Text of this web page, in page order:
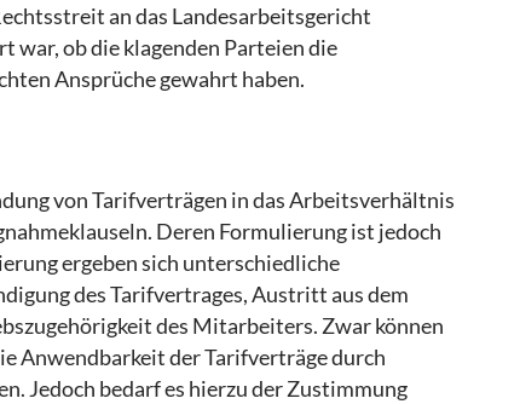
an das Landesarbeitsgericht
war, ob die klagenden Parteien die
Ansprüche gewahrt haben.
von Tarifverträgen in das Arbeitsverhältnis
Deren Formulierung ist jedoch
ergeben sich unterschiedliche
des Tarifvertrages, Austritt aus dem
des Mitarbeiters. Zwar können
Anwendbarkeit der Tarifverträge durch
Jedoch bedarf es hierzu der Zustimmung